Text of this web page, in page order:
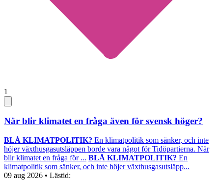
1
När blir klimatet en fråga även för svensk höger?
BLÅ KLIMATPOLITIK? En klimatpolitik som sänker, och inte
höjer växthusgasutsläppen borde vara något för Tidöpartierna. När
blir klimatet en fråga för ... BLÅ KLIMATPOLITIK? En
klimatpolitik som sänker, och inte höjer växthusgasutsläpp...
09 aug 2026 • Lästid: